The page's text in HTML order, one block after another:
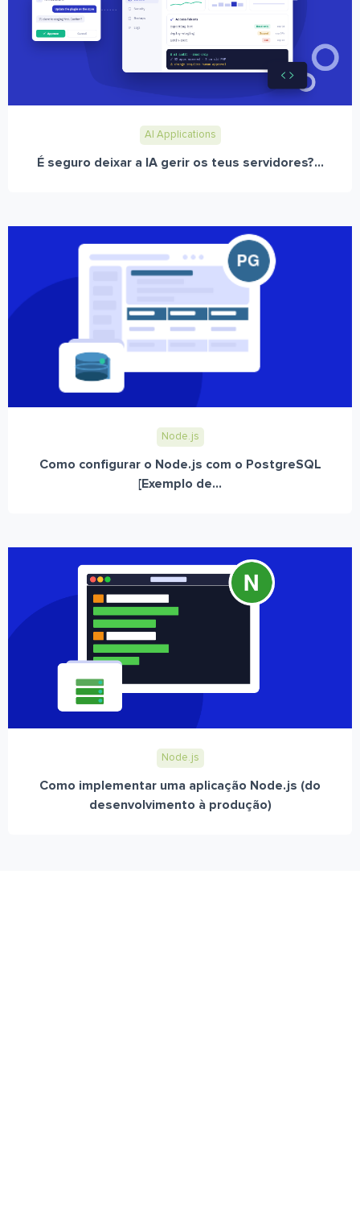
AI Applications
É seguro deixar a IA gerir os teus servidores?...
Node.js
Como configurar o Node.js com o PostgreSQL
[Exemplo de...
Node.js
Como implementar uma aplicação Node.js (do
desenvolvimento à produção)